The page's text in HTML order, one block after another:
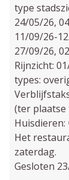
type
24/05/26,
11/09/26-
27/09/26,
Rijnzicht:
types:
(ter plaatse
Huisdieren:
Het
zaterdag.
Gesloten